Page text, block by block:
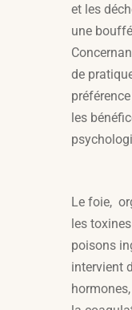
et les
une
de
les
Le foie,
les
poisons
intervient